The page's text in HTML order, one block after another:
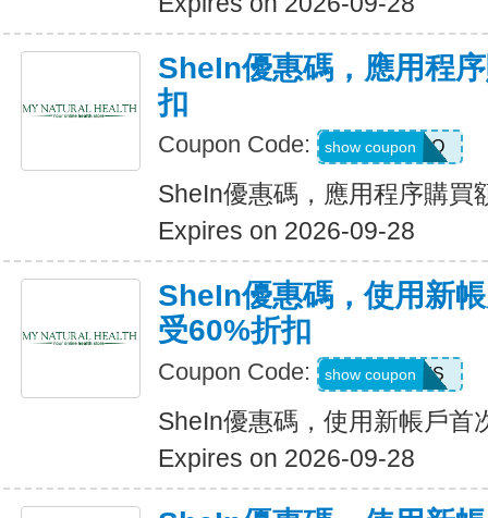
SheIn優惠碼，應用程
扣
Coupon Code: 4LA4Q
show coupon
SheIn優惠碼，應用程序購買
Expires on 2026-09-28
SheIn優惠碼，使用新
受60%折扣
Coupon Code: 8EEFS
show coupon
SheIn優惠碼，使用新帳戶首
Expires on 2026-09-28